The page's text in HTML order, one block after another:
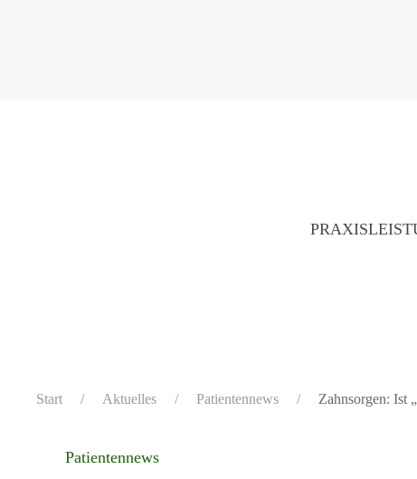
PRAXIS
Start Aktuelles Patientennews Zahnsorgen: Ist
Patientennews